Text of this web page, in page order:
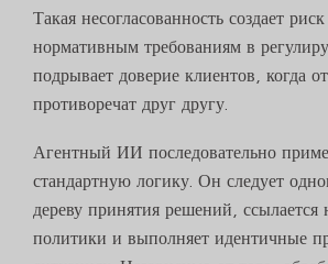
Такая несогласованность создает
нормативным требованиям в
подрывает доверие клиентов, когда
противоречат друг другу.
Агентный ИИ последовательно
стандартную логику. Он следует
дереву принятия решений, ссылается
политики и выполняет идентичные